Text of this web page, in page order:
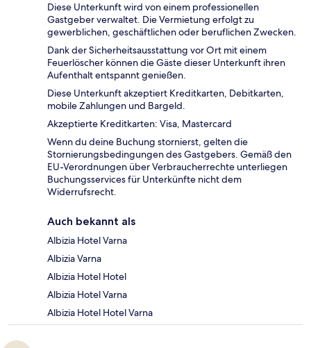
Diese Unterkunft wird von einem professionellen
Gastgeber verwaltet. Die Vermietung erfolgt zu
gewerblichen, geschäftlichen oder beruflichen Zwecken.
Dank der Sicherheitsausstattung vor Ort mit einem
Feuerlöscher können die Gäste dieser Unterkunft ihren
Aufenthalt entspannt genießen.
Diese Unterkunft akzeptiert Kreditkarten, Debitkarten,
mobile Zahlungen und Bargeld.
Akzeptierte Kreditkarten: Visa, Mastercard
Wenn du deine Buchung stornierst, gelten die
Stornierungsbedingungen des Gastgebers. Gemäß den
EU-Verordnungen über Verbraucherrechte unterliegen
Buchungsservices für Unterkünfte nicht dem
Widerrufsrecht.
Auch bekannt als
Albizia Hotel Varna
Albizia Varna
Albizia Hotel Hotel
Albizia Hotel Varna
Albizia Hotel Hotel Varna